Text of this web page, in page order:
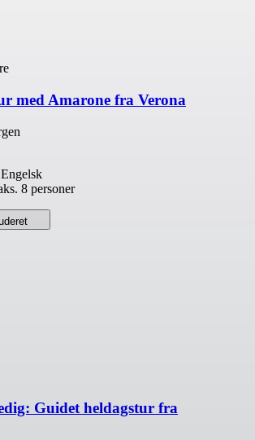
med Amarone fra Verona
8 personer
Guidet heldagstur fra